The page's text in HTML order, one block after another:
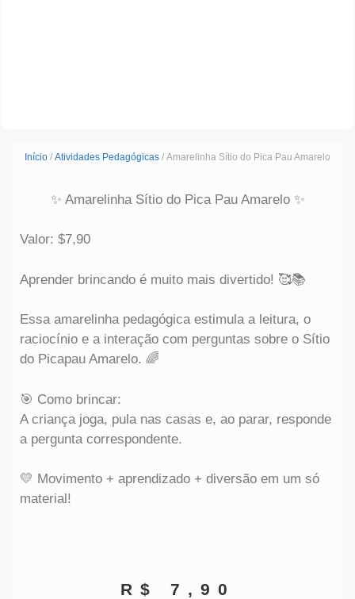
Início / Atividades Pedagógicas / Amarelinha Sítio do Pica Pau Amarelo
✨ Amarelinha Sítio do Pica Pau Amarelo ✨
Valor: $7,90
Aprender brincando é muito mais divertido! 🥰📚
Essa amarelinha pedagógica estimula a leitura, o
raciocínio e a interação com perguntas sobre o Sítio
do Picapau Amarelo. 🌈
🎯 Como brincar:
A criança joga, pula nas casas e, ao parar, responde
a pergunta correspondente.
💛 Movimento + aprendizado + diversão em um só
material!
R$ 7,90